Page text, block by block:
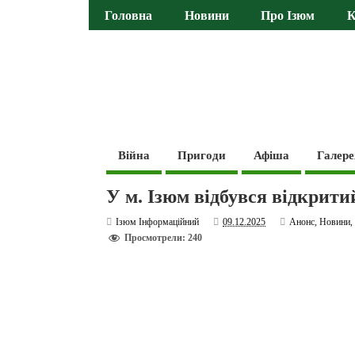
Головна Новини Про Ізюм
Війна Пригоди Афіша
У м. Ізюм відбувся
Ізюм Інформаційний 09.12.2025 Анонс,Новини,
Просмотрели: 240